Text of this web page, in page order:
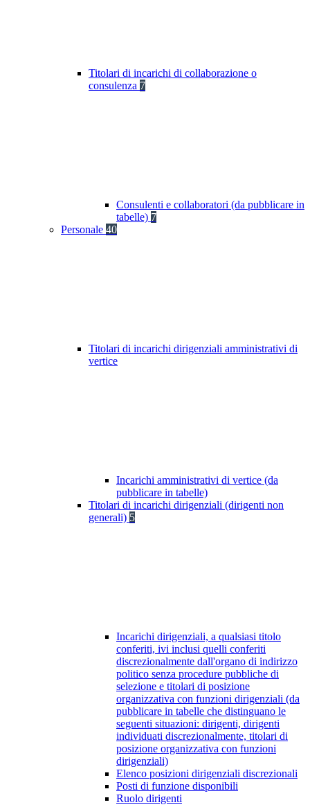
Titolari di incarichi di collaborazione o
consulenza 7
Consulenti e collaboratori (da pubblicare in
tabelle) 7
Personale 40
Titolari di incarichi dirigenziali amministrativi di
vertice
Incarichi amministrativi di vertice (da
pubblicare in tabelle)
Titolari di incarichi dirigenziali (dirigenti non
generali) 5
Incarichi dirigenziali, a qualsiasi titolo
conferiti, ivi inclusi quelli conferiti
discrezionalmente dall'organo di indirizzo
politico senza procedure pubbliche di
selezione e titolari di posizione
organizzativa con funzioni dirigenziali (da
pubblicare in tabelle che distinguano le
seguenti situazioni: dirigenti, dirigenti
individuati discrezionalmente, titolari di
posizione organizzativa con funzioni
dirigenziali)
Elenco posizioni dirigenziali discrezionali
Posti di funzione disponibili
Ruolo dirigenti